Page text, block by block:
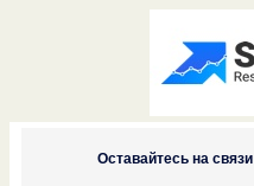
Оставайтесь на связи